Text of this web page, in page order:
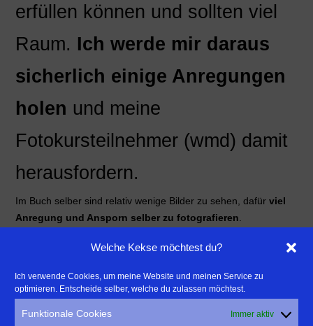
Welche Kekse möchtest du?
Ich verwende Cookies, um meine Website und meinen Service zu
optimieren. Entscheide selber, welche du zulassen möchtest.
Funktionale Cookies Immer aktiv
erfüllen können und sollten viel
Raum. Ich werde mir daraus
sicherlich einige Anregungen
holen und meine
Fotokursteilnehmer (wmd) damit
herausfordern.
Im Buch selber sind relativ wenige Bilder zu sehen, dafür viel
Anregung und Ansporn selber zu fotografieren.